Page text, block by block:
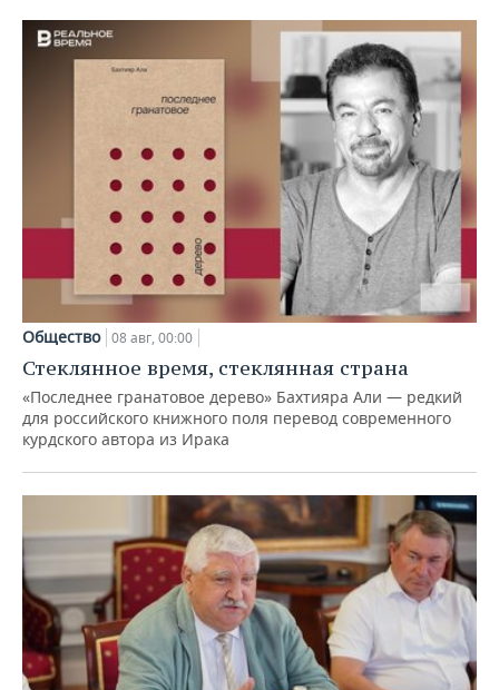
Общество 08 авг, 00:00
Стеклянное время, стеклянная страна
«Последнее гранатовое дерево» Бахтияра Али — редкий
для российского книжного поля перевод современного
курдского автора из Ирака